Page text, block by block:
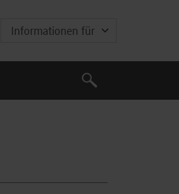
Informationen für
Suche
Suche